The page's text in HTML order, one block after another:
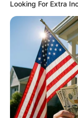
Looking For Extra